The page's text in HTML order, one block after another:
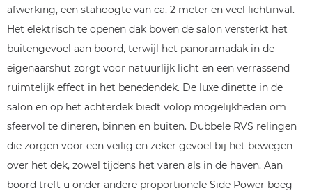
afwerking, een stahoogte van ca. 2 meter en veel lichtinval.
Het elektrisch te openen dak boven de salon versterkt het
buitengevoel aan boord, terwijl het panoramadak in de
eigenaarshut zorgt voor natuurlijk licht en een verrassend
ruimtelijk effect in het benedendek. De luxe dinette in de
salon en op het achterdek biedt volop mogelijkheden om
sfeervol te dineren, binnen en buiten. Dubbele RVS relingen
die zorgen voor een veilig en zeker gevoel bij het bewegen
over het dek, zowel tijdens het varen als in de haven. Aan
boord treft u onder andere proportionele Side Power boeg-